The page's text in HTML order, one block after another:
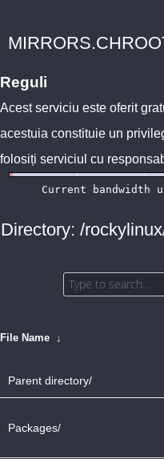
Reguli
Acest serviciu este oferit
acestuia constituie un
folosiți serviciul cu
Directory: /
File Name ↓
Parent directory/
Packages/